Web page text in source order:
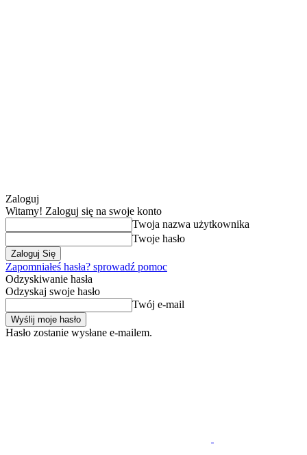
Zaloguj
Witamy! Zaloguj się na swoje konto
Twoja nazwa użytkownika
Twoje hasło
Zapomniałeś hasła? sprowadź pomoc
Odzyskiwanie hasła
Odzyskaj swoje hasło
Twój e-mail
Hasło zostanie wysłane e-mailem.